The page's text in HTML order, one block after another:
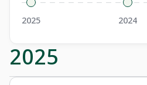
2025 2024
2025